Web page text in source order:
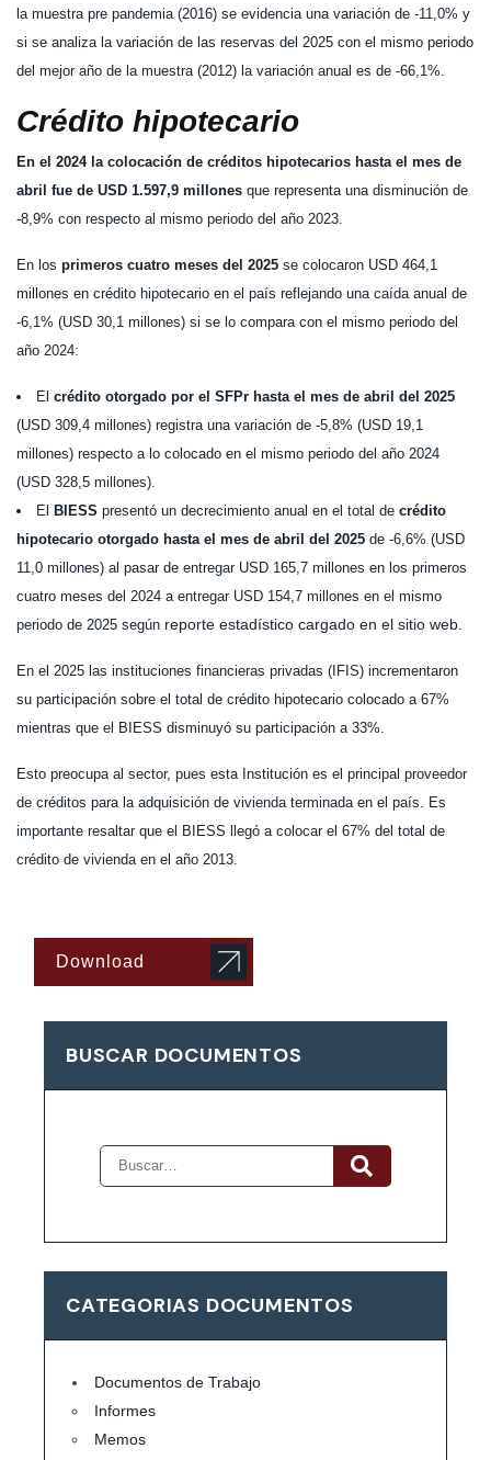
la muestra pre pandemia (2016) se evidencia una variación de -11,0% y
si se analiza la variación de las reservas del 2025 con el mismo periodo
del mejor año de la muestra (2012) la variación anual es de -66,1%.
Crédito hipotecario
En el 2024 la colocación de créditos hipotecarios hasta el mes de
abril fue de USD 1.597,9 millones que representa una disminución de
-8,9% con respecto al mismo periodo del año 2023.
En los primeros cuatro meses del 2025 se colocaron USD 464,1
millones en crédito hipotecario en el país reflejando una caída anual de
-6,1% (USD 30,1 millones) si se lo compara con el mismo periodo del
año 2024:
El crédito otorgado por el SFPr hasta el mes de abril del 2025
(USD 309,4 millones) registra una variación de -5,8% (USD 19,1
millones) respecto a lo colocado en el mismo periodo del año 2024
(USD 328,5 millones).
El BIESS presentó un decrecimiento anual en el total de crédito
hipotecario otorgado hasta el mes de abril del 2025 de -6,6% (USD
11,0 millones) al pasar de entregar USD 165,7 millones en los primeros
cuatro meses del 2024 a entregar USD 154,7 millones en el mismo
periodo de 2025 según reporte estadístico cargado en el sitio web.
En el 2025 las instituciones financieras privadas (IFIS) incrementaron
su participación sobre el total de crédito hipotecario colocado a 67%
mientras que el BIESS disminuyó su participación a 33%.
Esto preocupa al sector, pues esta Institución es el principal proveedor
de créditos para la adquisición de vivienda terminada en el país. Es
importante resaltar que el BIESS llegó a colocar el 67% del total de
crédito de vivienda en el año 2013.
Download
BUSCAR DOCUMENTOS
CATEGORIAS DOCUMENTOS
Documentos de Trabajo
Informes
Memos